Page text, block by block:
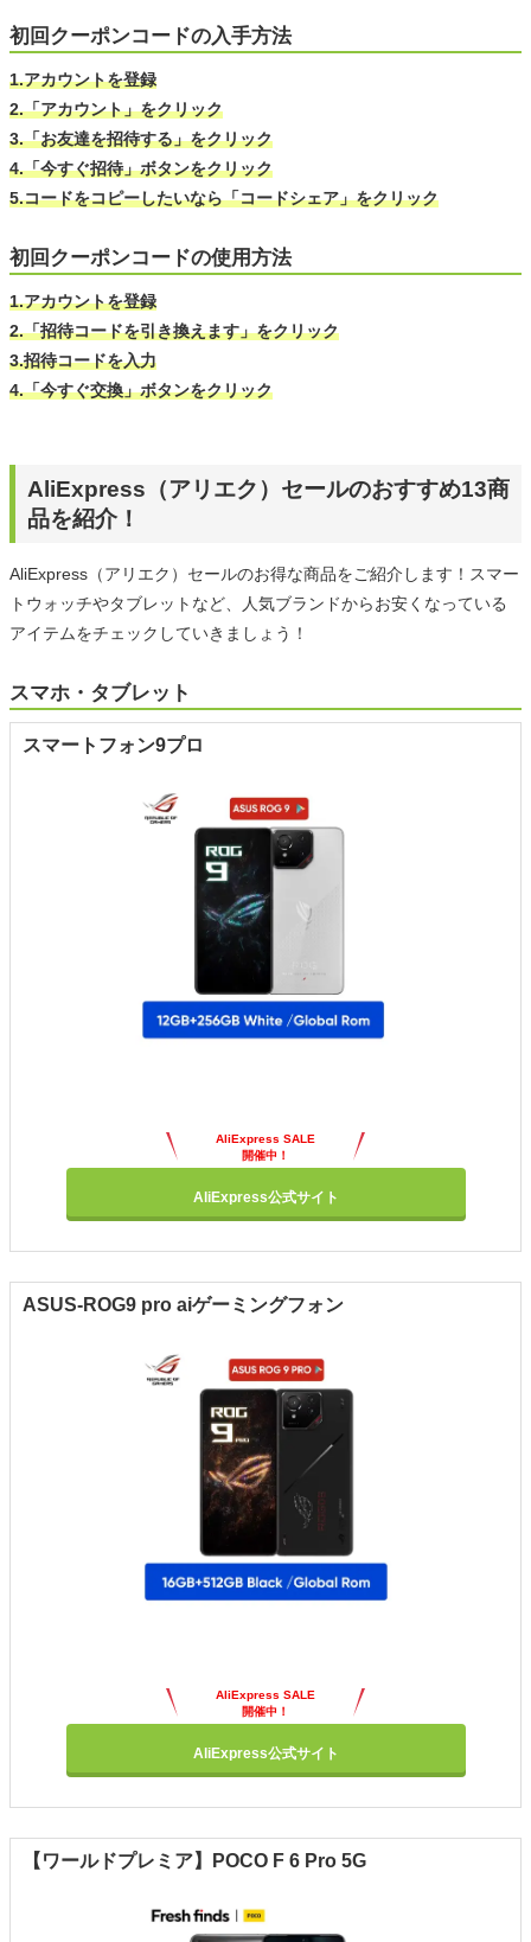
初回クーポンコードの入手方法
1.アカウントを登録
2.「アカウント」をクリック
3.「お友達を招待する」をクリック
4.「今すぐ招待」ボタンをクリック
5.コードをコピーしたいなら「コードシェア」をクリック
初回クーポンコードの使用方法
1.アカウントを登録
2.「招待コードを引き換えます」をクリック
3.招待コードを入力
4.「今すぐ交換」ボタンをクリック
AliExpress（アリエク）セールのおすすめ13商
品を紹介！
AliExpress（アリエク）セールのお得な商品をご紹介します！スマー
トウォッチやタブレットなど、人気ブランドからお安くなっている
アイテムをチェックしていきましょう！
スマホ・タブレット
スマートフォン9プロ
AliExpress SALE
開催中！
AliExpress公式サイト
ASUS-ROG9 pro aiゲーミングフォン
AliExpress SALE
開催中！
AliExpress公式サイト
【ワールドプレミア】POCO F 6 Pro 5G